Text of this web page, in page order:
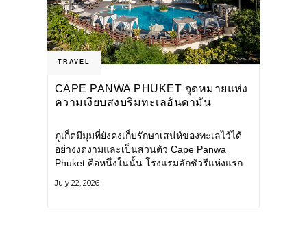
TRAVEL
CAPE PANWA PHUKET จุดหมายแห่ง
ความเงียบสงบริมทะเลอันดามัน
ภูเก็ตมีมุมที่ยังคงเก็บรักษาเสน่ห์ของทะเลไว้ได้
อย่างงดงามและเป็นส่วนตัว Cape Panwa
Phuket คือหนึ่งในนั้น โรงแรมลักชัวรีแห่งแรก
แหลมพันวา ทางตะวันออกเฉียงใต้ของเกาะ
July 22, 2026